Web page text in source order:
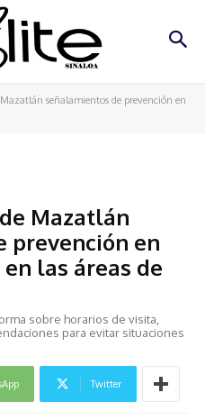
señalamientos de prevención en
Mazatlán
prevención en
las áreas de
sobre horarios de visita,
para evitar situaciones
Twitter